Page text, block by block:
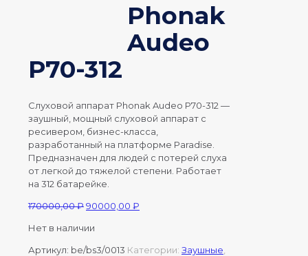
Phonak
Audeo
P70-312
Слуховой аппарат Phonak Audeo P70-312 —
заушный, мощный слуховой аппарат с
ресивером, бизнес-класса,
разработанный на платформе Paradise.
Предназначен для людей с потерей слуха
от легкой до тяжелой степени. Работает
на 312 батарейке.
170000,00₽Первоначальная
составляла
170000,00 ₽.
90000,00 ₽
Нет в наличии
Артикул: be/bs3/0013 Категории: Заушные